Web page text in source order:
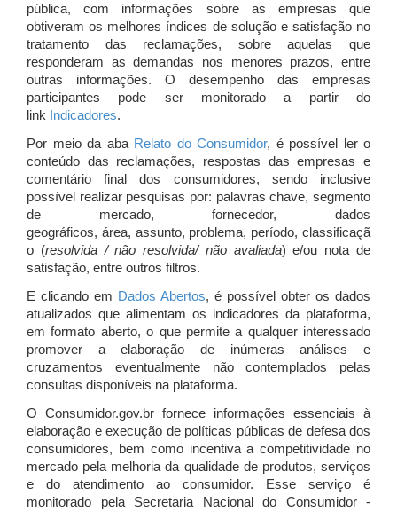
pública, com informações sobre as empresas que
obtiveram os melhores índices de solução e satisfação no
tratamento das reclamações, sobre aquelas que
responderam as demandas nos menores prazos, entre
outras informações. O desempenho das empresas
participantes pode ser monitorado a partir do
link Indicadores.
Por meio da aba Relato do Consumidor, é possível ler o
conteúdo das reclamações, respostas das empresas e
comentário final dos consumidores, sendo inclusive
possível realizar pesquisas por: palavras chave, segmento
de mercado, fornecedor, dados
geográficos, área, assunto, problema, período, classificaçã
o (resolvida / não resolvida/ não avaliada) e/ou nota de
satisfação, entre outros filtros.
E clicando em Dados Abertos, é possível obter os dados
atualizados que alimentam os indicadores da plataforma,
em formato aberto, o que permite a qualquer interessado
promover a elaboração de inúmeras análises e
cruzamentos eventualmente não contemplados pelas
consultas disponíveis na plataforma.
O Consumidor.gov.br fornece informações essenciais à
elaboração e execução de políticas públicas de defesa dos
consumidores, bem como incentiva a competitividade no
mercado pela melhoria da qualidade de produtos, serviços
e do atendimento ao consumidor. Esse serviço é
monitorado pela Secretaria Nacional do Consumidor -